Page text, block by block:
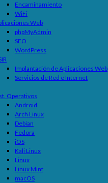
Encaminamiento
WiFi
Web
phpMyAdmin
SEO
WordPress
Implantación de Aplicaciones Web
Servicios de Red e Internet
Operativos
Android
Arch Linux
Debian
Fedora
iOS
Kali Linux
Linux
Linux Mint
macOS